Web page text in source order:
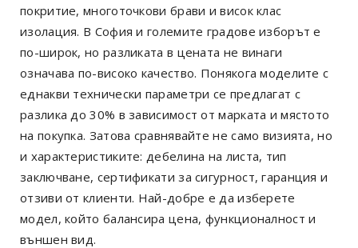
покритие, многоточкови брави и висок клас
изолация. В София и големите градове изборът е
по-широк, но разликата в цената не винаги
означава по-високо качество. Понякога моделите с
еднакви технически параметри се предлагат с
разлика до 30% в зависимост от марката и мястото
на покупка. Затова сравнявайте не само визията, но
и характеристиките: дебелина на листа, тип
заключване, сертификати за сигурност, гаранция и
отзиви от клиенти. Най-добре е да изберете
модел, който балансира цена, функционалност и
външен вид.